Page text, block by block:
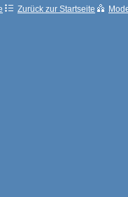
Zurück zur Startseite